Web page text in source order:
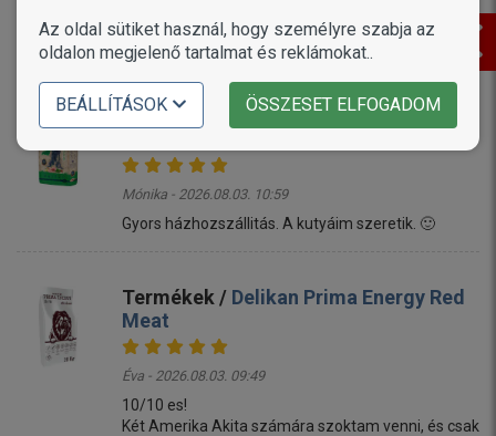
Mi a termékkel megvagyunk elégedve ,a kutyum is
állja ....örülök ,hogy rátaláltam ☺️
Termékek /
Alice Adult Active Pork &
Mónika - 2026.08.03. 10:59
Gyors házhozszállitás. A kutyáim szeretik. 🙂
Termékek / Delikan Prima Energy Red
Meat
Éva - 2026.08.03. 09:49
10/10 es!
Két Amerika Akita számára szoktam venni, és csak
Az oldal sütiket használ, hogy személyre szabja az
oldalon megjelenő tartalmat és reklámokat..
BEÁLLÍTÁSOK ÖSSZESET ELFOGADOM